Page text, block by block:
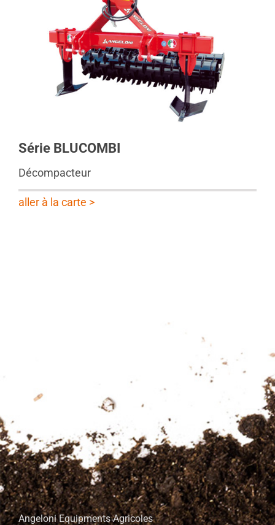
Série BLUCOMBI
Décompacteur
aller à la carte >
Angeloni Equipments Agricoles